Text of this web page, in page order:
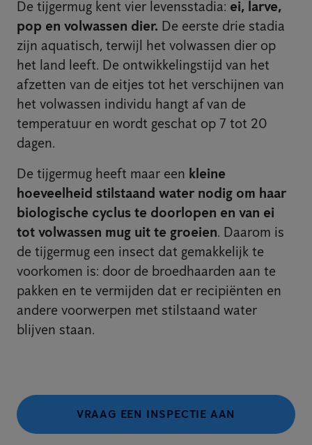
De tijgermug kent vier levensstadia: ei, larve,
pop en volwassen dier. De eerste drie stadia
zijn aquatisch, terwijl het volwassen dier op
het land leeft. De ontwikkelingstijd van het
afzetten van de eitjes tot het verschijnen van
het volwassen individu hangt af van de
temperatuur en wordt geschat op 7 tot 20
dagen.
De tijgermug heeft maar een kleine
hoeveelheid stilstaand water nodig om haar
biologische cyclus te doorlopen en van ei
tot volwassen mug uit te groeien. Daarom is
de tijgermug een insect dat gemakkelijk te
voorkomen is: door de broedhaarden aan te
pakken en te vermijden dat er recipiënten en
andere voorwerpen met stilstaand water
blijven staan.
VRAAG EEN INSPECTIE AAN